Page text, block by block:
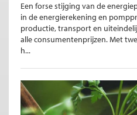
Een forse stijging van de
in de energierekening en
productie, transport en
alle consumentenprijzen. Met
h...